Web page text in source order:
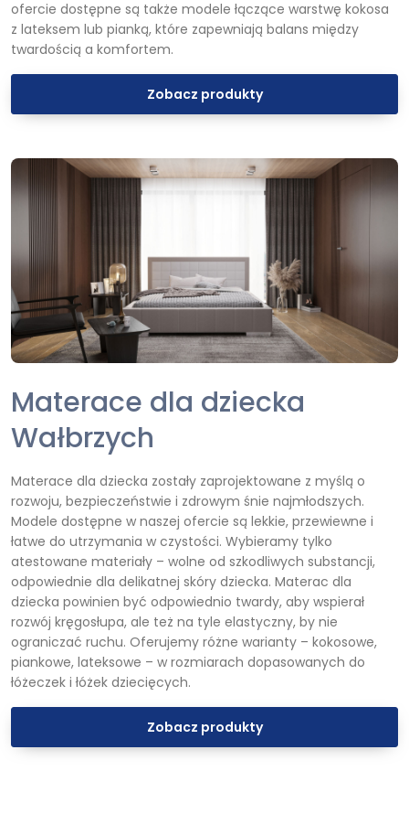
ofercie dostępne są także modele łączące warstwę kokosa
z lateksem lub pianką, które zapewniają balans między
twardością a komfortem.
Zobacz produkty
Materace dla dziecka
Wałbrzych
Materace dla dziecka zostały zaprojektowane z myślą o
rozwoju, bezpieczeństwie i zdrowym śnie najmłodszych.
Modele dostępne w naszej ofercie są lekkie, przewiewne i
łatwe do utrzymania w czystości. Wybieramy tylko
atestowane materiały – wolne od szkodliwych substancji,
odpowiednie dla delikatnej skóry dziecka. Materac dla
dziecka powinien być odpowiednio twardy, aby wspierał
rozwój kręgosłupa, ale też na tyle elastyczny, by nie
ograniczać ruchu. Oferujemy różne warianty – kokosowe,
piankowe, lateksowe – w rozmiarach dopasowanych do
łóżeczek i łóżek dziecięcych.
Zobacz produkty